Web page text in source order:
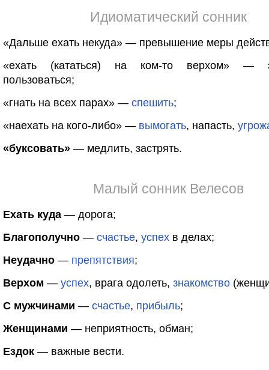
Идиоматический сонник
«Дальше ехать некуда» — превышение меры
«ехать (кататься) на ком-то верхом» —
пользоваться;
«гнать на всех парах» — спешить;
«наехать на кого-либо» — вымогать, напасть,
«буксовать» — медлить, застрять.
Малый сонник Велесов
Ехать куда — дорога;
Благополучно — счастье, успех в делах;
Неудачно — препятствия;
Верхом — успех, врага одолеть, знакомство
С мужчинами — счастье, прибыль;
Женщинами — неприятность, обман;
Ездок — важные вести.